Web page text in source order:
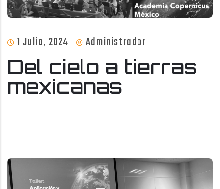
1 Julio, 2024 Administrador
Del cielo a tierras
mexicanas